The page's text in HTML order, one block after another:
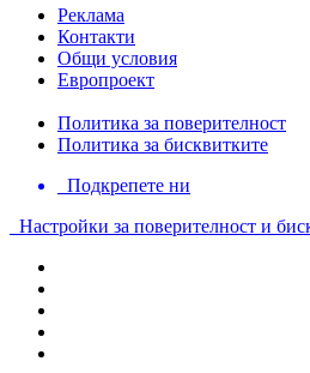
Реклама
Контакти
Общи условия
Европроект
Политика за поверителност
Политика за бисквитките
Подкрепете ни
Настройки за поверителност и